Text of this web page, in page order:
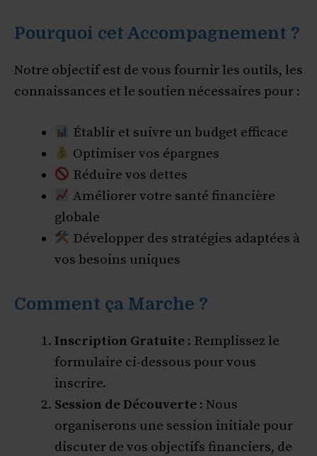
Pourquoi cet Accompagnement ?
Notre objectif est de vous fournir les outils, les
connaissances et le soutien nécessaires pour :
Établir et suivre un budget efficace
Optimiser vos épargnes
Réduire vos dettes
Améliorer votre santé financière
globale
Développer des stratégies adaptées à
vos besoins uniques
Comment ça Marche ?
Inscription Gratuite : Remplissez le
formulaire ci-dessous pour vous
inscrire.
Session de Découverte : Nous
organiserons une session initiale pour
discuter de vos objectifs financiers, de